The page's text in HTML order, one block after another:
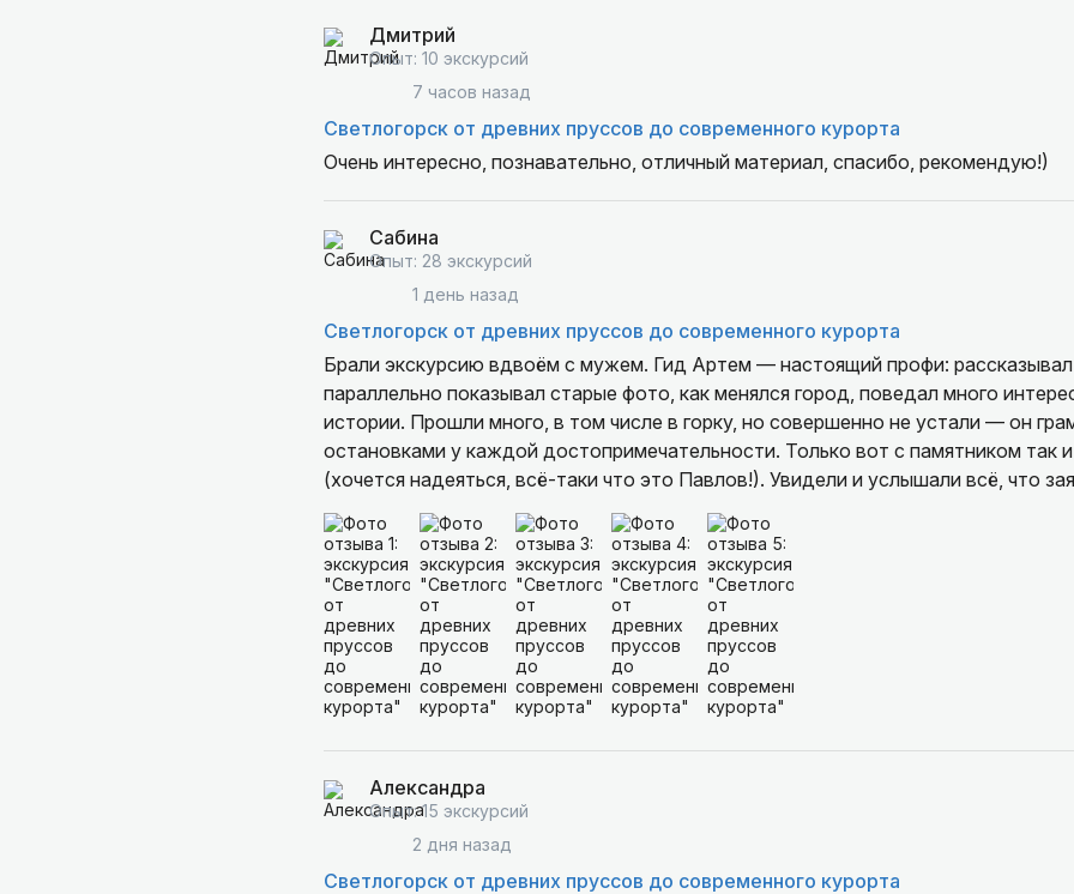
Дмитрий
Опыт: 10 экскурсий
7 часов назад
Светлогорск от древних пруссов до современного курорта
Очень интересно, познавательно, отличный материал, спасибо, рекомендую!)
Сабина
Опыт: 28 экскурсий
1 день назад
Светлогорск от древних пруссов до современного курорта
Брали экскурсию вдвоём с мужем. Гид Артем — настоящий профи: рассказывал
параллельно показывал старые фото, как менялся город, поведал много
истории. Прошли много, в том числе в горку, но совершенно не устали — он
остановками у каждой достопримечательности. Только вот с памятником так
(хочется надеяться, всё-таки что это Павлов!). Увидели и услышали всё, что
даже больше.
Рекомендуем тем, кто хочет увидеть Светлогорск с историческим контекстом
Артем, спасибо 👍
Александра
Опыт: 15 экскурсий
2 дня назад
Светлогорск от древних пруссов до современного курорта